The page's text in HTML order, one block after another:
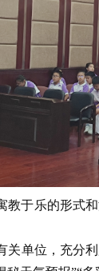
于乐的形式
单位，充分